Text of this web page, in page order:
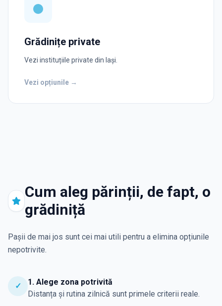
Grădinițe private
Vezi instituțiile private din Iași.
Vezi opțiunile →
Cum aleg părinții, de fapt, o
grădiniță
Pașii de mai jos sunt cei mai utili pentru a elimina opțiunile
nepotrivite.
✓
1. Alege zona potrivită
Distanța și rutina zilnică sunt primele criterii reale.